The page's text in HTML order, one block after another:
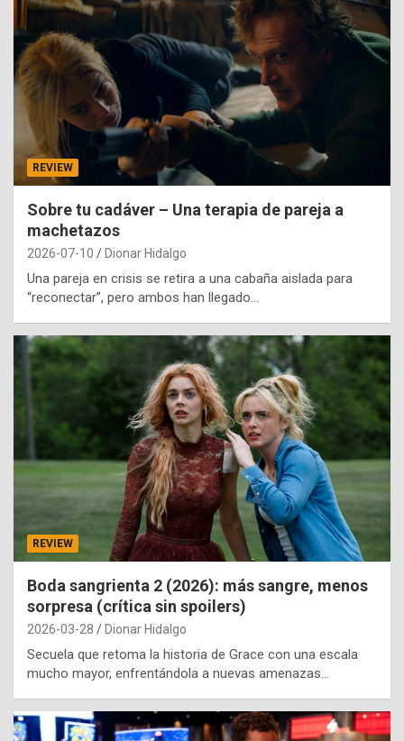
REVIEW
Sobre tu cadáver – Una terapia de pareja a
machetazos
2026-07-10 Dionar Hidalgo
Una pareja en crisis se retira a una cabaña aislada para
“reconectar”, pero ambos han llegado…
REVIEW
Boda sangrienta 2 (2026): más sangre, menos
sorpresa (crítica sin spoilers)
2026-03-28 Dionar Hidalgo
Secuela que retoma la historia de Grace con una escala
mucho mayor, enfrentándola a nuevas amenazas…